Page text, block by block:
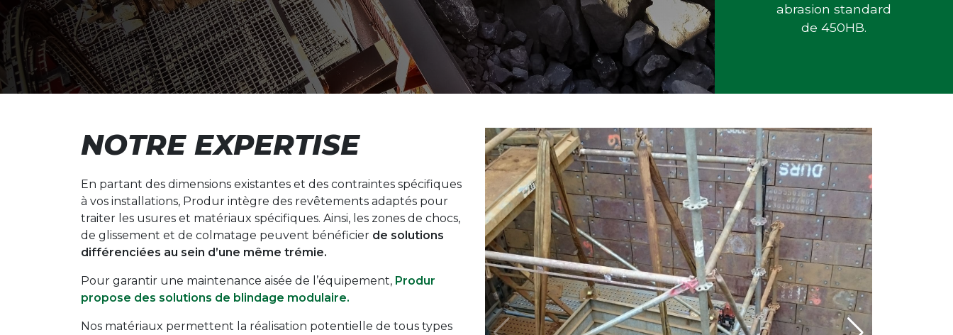
abrasion standard
de 450HB.
NOTRE EXPERTISE
En partant des dimensions existantes et des contraintes spécifiques
à vos installations, Produr intègre des revêtements adaptés pour
traiter les usures et matériaux spécifiques. Ainsi, les zones de chocs,
de glissement et de colmatage peuvent bénéficier de solutions
différenciées au sein d’une même trémie.
Pour garantir une maintenance aisée de l’équipement, Produr
propose des solutions de blindage modulaire.
Nos matériaux permettent la réalisation potentielle de tous types